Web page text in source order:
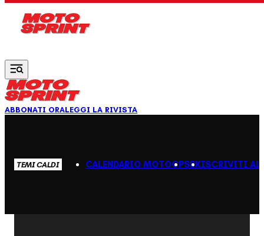
ABBONATI ORALEGGI LA RIVISTA
TEMI CALDI CALENDARIO MOTOGPSBKISCRIVITI AL